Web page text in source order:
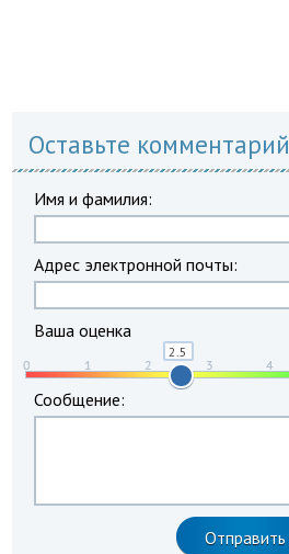
Оставьте комментарий
Имя и фамилия:
Адрес электронной почты:
Ваша оценка
Сообщение: